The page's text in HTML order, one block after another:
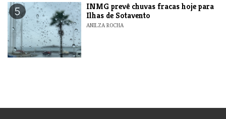
5
INMG prevê chuvas fracas hoje para
Ilhas de Sotavento
ANILZA ROCHA